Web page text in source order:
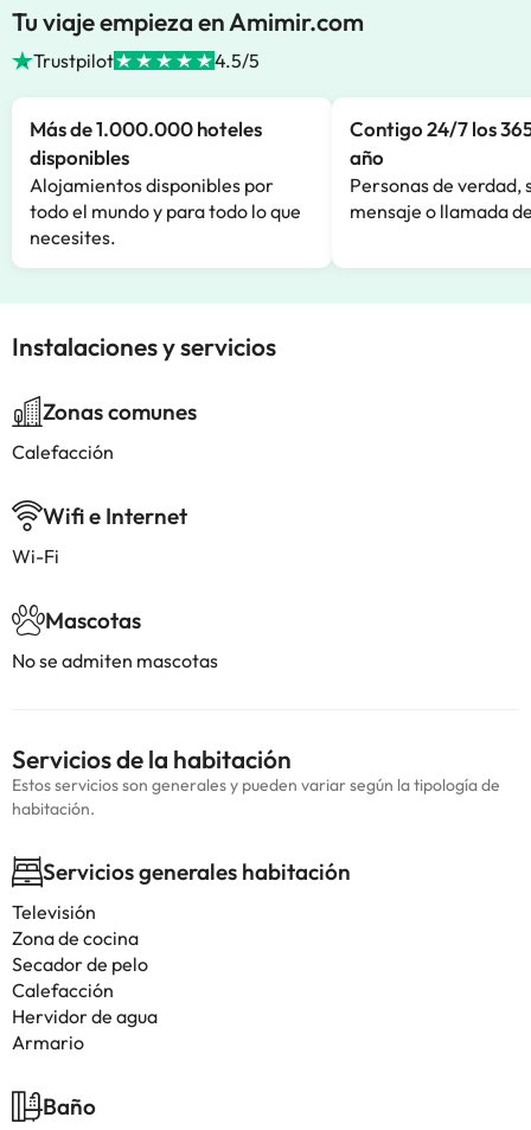
Tu viaje empieza en Amimir.com
Trustpilot 4.5/5
Más de 1.000.000 hoteles
disponibles
Alojamientos disponibles por
todo el mundo y para todo lo que
necesites.
Contigo 24/7 los
año
Personas de verdad,
mensaje o llamada
Instalaciones y servicios
Zonas comunes
Calefacción
Wifi e Internet
Wi-Fi
Mascotas
No se admiten mascotas
Servicios de la habitación
Estos servicios son generales y pueden variar según la tipología de
habitación.
Servicios generales habitación
Televisión
Zona de cocina
Secador de pelo
Calefacción
Hervidor de agua
Armario
Baño